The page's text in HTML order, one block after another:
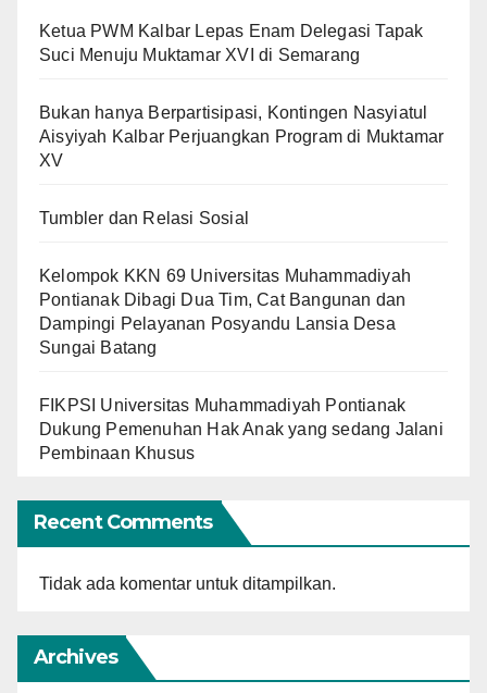
Ketua PWM Kalbar Lepas Enam Delegasi Tapak
Suci Menuju Muktamar XVI di Semarang
Bukan hanya Berpartisipasi, Kontingen Nasyiatul
Aisyiyah Kalbar Perjuangkan Program di Muktamar
XV
Tumbler dan Relasi Sosial
Kelompok KKN 69 Universitas Muhammadiyah
Pontianak Dibagi Dua Tim, Cat Bangunan dan
Dampingi Pelayanan Posyandu Lansia Desa
Sungai Batang
FIKPSI Universitas Muhammadiyah Pontianak
Dukung Pemenuhan Hak Anak yang sedang Jalani
Pembinaan Khusus
Recent Comments
Tidak ada komentar untuk ditampilkan.
Archives